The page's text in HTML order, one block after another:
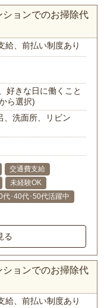
ョンでのお掃除代
給、前払い制度あり
好きな日に働くこと
ら選択)
、洗面所、リビン
交通費支給
未経験OK
代･40代･50代活躍中
る
ョンでのお掃除代
給、前払い制度あり